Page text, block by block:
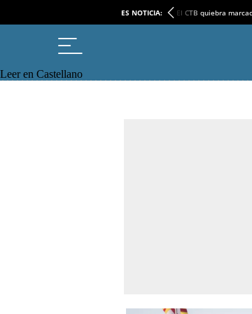
ES NOTICIA: El CTB quiebra
Leer en Castellano